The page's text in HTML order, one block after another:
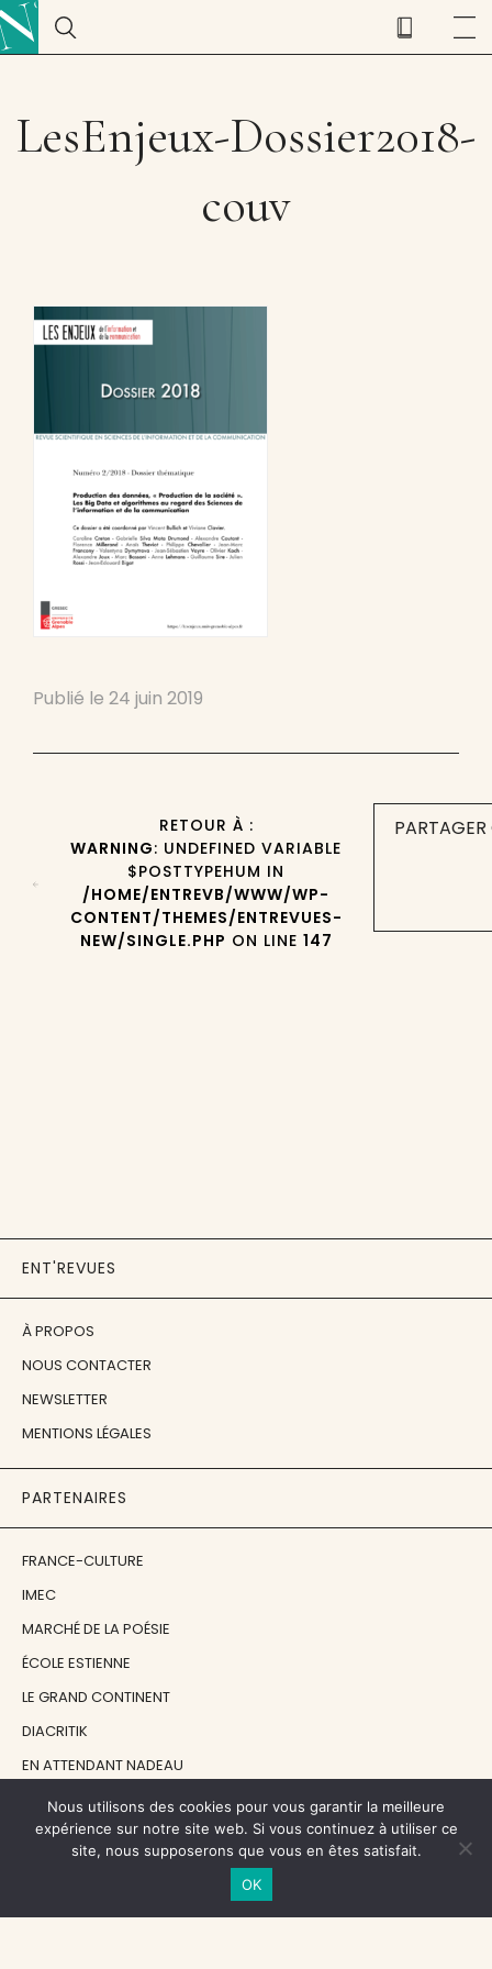
LesEnjeux-Dossier2018-
couv
Publié le 24 juin 2019
RETOUR À :
WARNING: UNDEFINED VARIABLE
$POSTTYPEHUM IN
/HOME/ENTREVB/WWW/WP-
CONTENT/THEMES/ENTREVUES-
NEW/SINGLE.PHP ON LINE 147
ENT'REVUES
À PROPOS
NOUS CONTACTER
NEWSLETTER
MENTIONS LÉGALES
PARTENAIRES
FRANCE-CULTURE
IMEC
MARCHÉ DE LA POÉSIE
ÉCOLE ESTIENNE
LE GRAND CONTINENT
DIACRITIK
EN ATTENDANT NADEAU
NOS SOUTIENS
Nous utilisons des cookies pour vous garantir la meilleure
expérience sur notre site web. Si vous continuez à utiliser ce
site, nous supposerons que vous en êtes satisfait.
OK